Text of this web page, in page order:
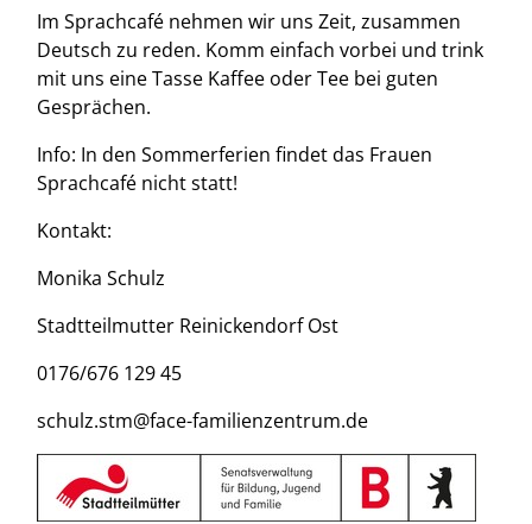
Im Sprachcafé nehmen wir uns Zeit, zusammen
Deutsch zu reden. Komm einfach vorbei und trink
mit uns eine Tasse Kaffee oder Tee bei guten
Gesprächen.
Info: In den Sommerferien findet das Frauen
Sprachcafé nicht statt!
Kontakt:
Monika Schulz
Stadtteilmutter Reinickendorf Ost
0176/676 129 45
schulz.stm@face-familienzentrum.de